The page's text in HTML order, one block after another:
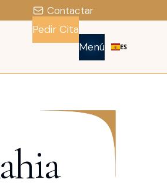
Contactar
Pedir Cita
Menú
ES